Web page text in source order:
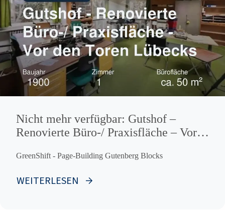
Nicht mehr verfügbar: Gutshof –
Renovierte Büro-/ Praxisfläche – Vor
GreenShift - Page-Building Gutenberg Blocks
WEITERLESEN